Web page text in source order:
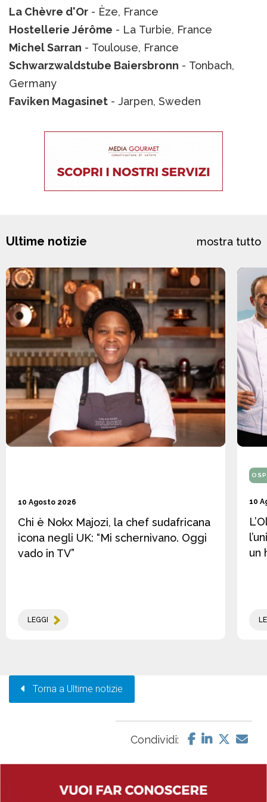
La Chèvre d'Or - Èze, France
Hostellerie Jérôme - La Turbie, France
Michel Sarran - Toulouse, France
Schwarzwaldstube Baiersbronn - Tonbach,
Germany
Faviken Magasinet - Jarpen, Sweden
Ultime notizie mostra tutto
10 Agosto 2026
Chi è Nokx Majozi, la chef sudafricana
icona negli UK: “Mi schernivano. Oggi
vado in TV”
LEGGI
10
un
Torna a Ultime notizie
Condividi: